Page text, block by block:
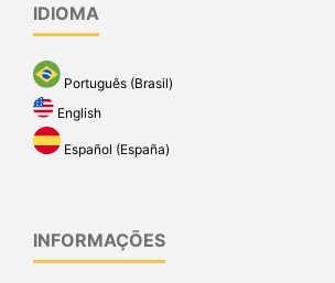
IDIOMA
Português (Brasil)
English
Español (España)
INFORMAÇÕES